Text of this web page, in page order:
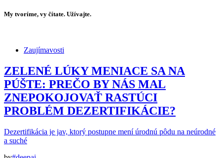
My tvoríme, vy čítate. Užívajte.
Zaujímavosti
ZELENÉ LÚKY MENIACE SA NA
PÚŠTE: PREČO BY NÁS MAL
ZNEPOKOJOVAŤ RASTÚCI
PROBLÉM DEZERTIFIKÁCIE?
Dezertifikácia je jav, ktorý postupne mení úrodnú pôdu na neúrodné
a suché